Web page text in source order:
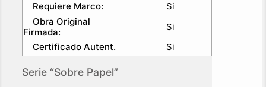
Requiere Marco:
Si
Obra Original
Firmada:
Si
Certificado Autent.
Si
Serie “Sobre Papel”